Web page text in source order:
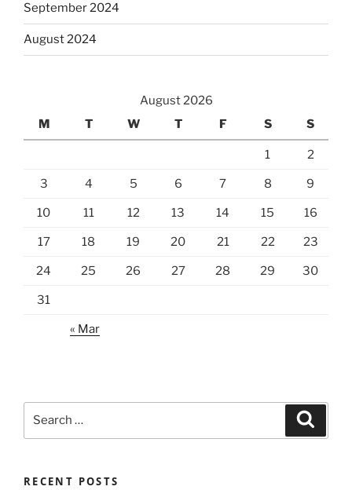
September 2024
August 2024
August 2026
M
T W T F S S
1 2
3 4 5 6 7 8 9
10 11 12 13 14 15 16
17 18 19 20 21 22 23
24 25 26 27 28 29 30
31
« Mar
RECENT POSTS